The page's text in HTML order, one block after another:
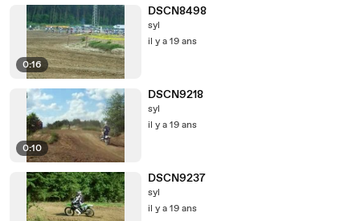
0:16
DSCN8498
syl
il y a 19 ans
0:10
DSCN9218
syl
il y a 19 ans
DSCN9237
syl
il y a 19 ans